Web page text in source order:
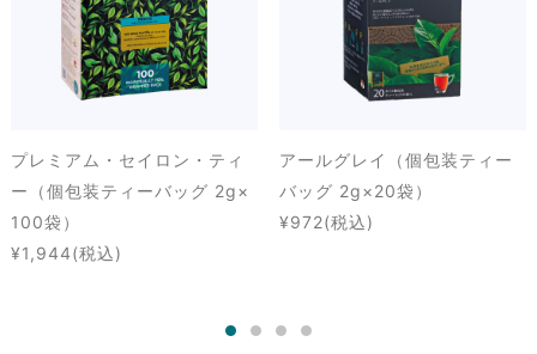
プレミアム・セイロン・ティ
ー（個包装ティーバッグ 2g×
100袋）
¥1,944(税込)
アールグレイ（個包装ティー
バッグ 2g×20袋）
¥972(税込)